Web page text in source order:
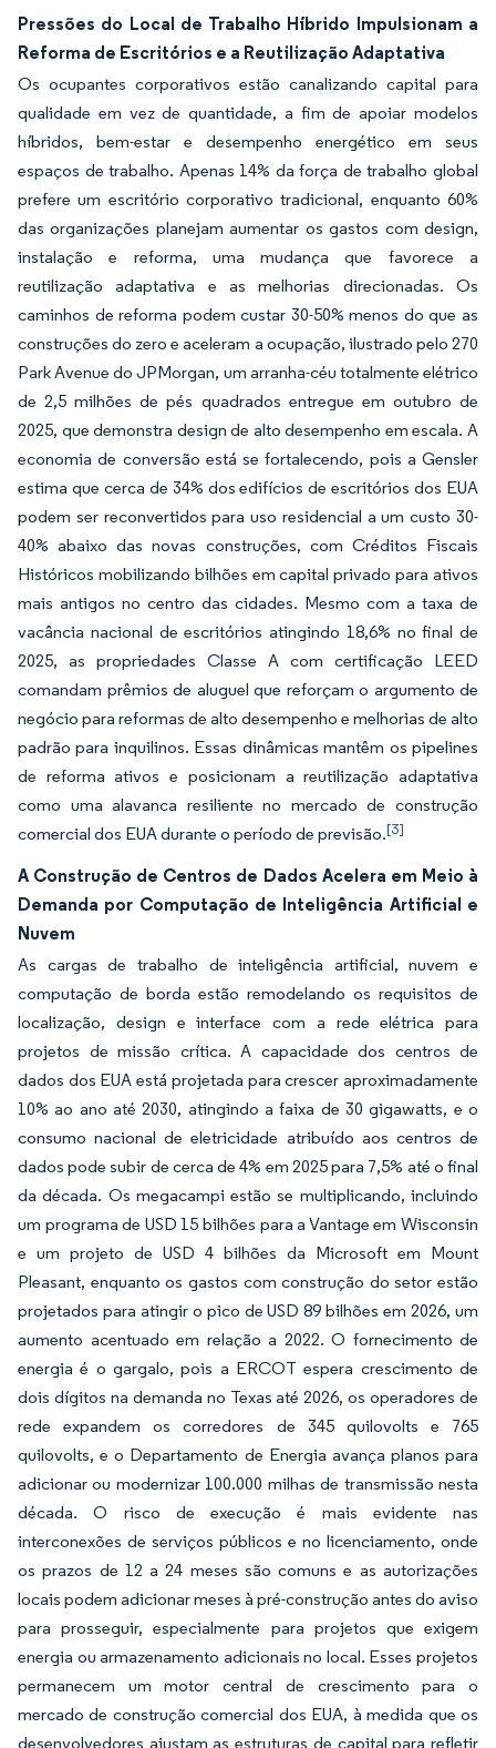
Pressões do Local de Trabalho Híbrido Impulsionam a
Reforma de Escritórios e a Reutilização Adaptativa
Os ocupantes corporativos estão canalizando capital para
qualidade em vez de quantidade, a fim de apoiar modelos
híbridos, bem-estar e desempenho energético em seus
espaços de trabalho. Apenas 14% da força de trabalho global
prefere um escritório corporativo tradicional, enquanto 60%
das organizações planejam aumentar os gastos com design,
instalação e reforma, uma mudança que favorece a
reutilização adaptativa e as melhorias direcionadas. Os
caminhos de reforma podem custar 30-50% menos do que as
construções do zero e aceleram a ocupação, ilustrado pelo 270
Park Avenue do JPMorgan, um arranha-céu totalmente elétrico
de 2,5 milhões de pés quadrados entregue em outubro de
2025, que demonstra design de alto desempenho em escala. A
economia de conversão está se fortalecendo, pois a Gensler
estima que cerca de 34% dos edifícios de escritórios dos EUA
podem ser reconvertidos para uso residencial a um custo 30-
40% abaixo das novas construções, com Créditos Fiscais
Históricos mobilizando bilhões em capital privado para ativos
mais antigos no centro das cidades. Mesmo com a taxa de
vacância nacional de escritórios atingindo 18,6% no final de
2025, as propriedades Classe A com certificação LEED
comandam prêmios de aluguel que reforçam o argumento de
negócio para reformas de alto desempenho e melhorias de alto
padrão para inquilinos. Essas dinâmicas mantêm os pipelines
de reforma ativos e posicionam a reutilização adaptativa
como uma alavanca resiliente no mercado de construção
comercial dos EUA durante o período de previsão.[3]
A Construção de Centros de Dados Acelera em Meio à
Demanda por Computação de Inteligência Artificial e
Nuvem
As cargas de trabalho de inteligência artificial, nuvem e
computação de borda estão remodelando os requisitos de
localização, design e interface com a rede elétrica para
projetos de missão crítica. A capacidade dos centros de
dados dos EUA está projetada para crescer aproximadamente
10% ao ano até 2030, atingindo a faixa de 30 gigawatts, e o
consumo nacional de eletricidade atribuído aos centros de
dados pode subir de cerca de 4% em 2025 para 7,5% até o final
da década. Os megacampi estão se multiplicando, incluindo
um programa de USD 15 bilhões para a Vantage em Wisconsin
e um projeto de USD 4 bilhões da Microsoft em Mount
Pleasant, enquanto os gastos com construção do setor estão
projetados para atingir o pico de USD 89 bilhões em 2026, um
aumento acentuado em relação a 2022. O fornecimento de
energia é o gargalo, pois a ERCOT espera crescimento de
dois dígitos na demanda no Texas até 2026, os operadores de
rede expandem os corredores de 345 quilovolts e 765
quilovolts, e o Departamento de Energia avança planos para
adicionar ou modernizar 100.000 milhas de transmissão nesta
década. O risco de execução é mais evidente nas
interconexões de serviços públicos e no licenciamento, onde
os prazos de 12 a 24 meses são comuns e as autorizações
locais podem adicionar meses à pré-construção antes do aviso
para prosseguir, especialmente para projetos que exigem
energia ou armazenamento adicionais no local. Esses projetos
permanecem um motor central de crescimento para o
mercado de construção comercial dos EUA, à medida que os
desenvolvedores ajustam as estruturas de capital para refletir